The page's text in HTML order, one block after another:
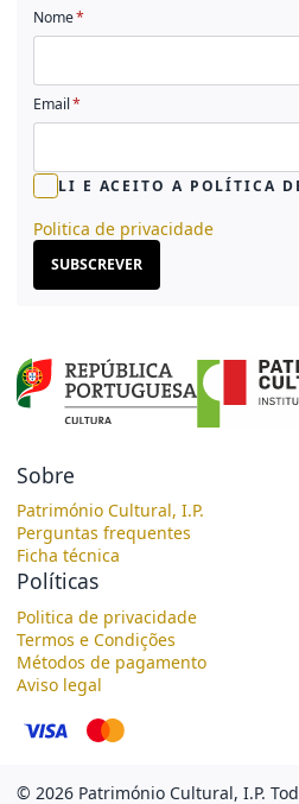
Nome
Email
LI E ACEITO A POLÍTICA
Politica de privacidade
SUBSCREVER
Sobre
Património Cultural, I.P.
Perguntas frequentes
Ficha técnica
Políticas
Politica de privacidade
Termos e Condições
Métodos de pagamento
Aviso legal
© 2026 Património Cultural, I.P.